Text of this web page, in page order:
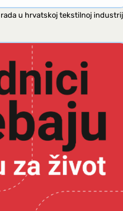
u hrvatskoj tekstilnoj